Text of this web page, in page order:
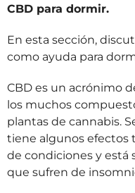
CBD para dormir.
En esta sección,
como ayuda para
CBD es un acrónimo
los muchos
plantas de cannabis.
tiene algunos efectos
de condiciones y está
que sufren de